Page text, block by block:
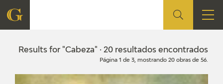
FOUNDATION
Results for "Cabeza" · 20 resultados encontrados
Página 1 de 3, mostrando 20 obras de 56.